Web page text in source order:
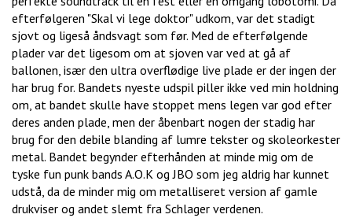
efterfølgeren "Skal vi lege doktor" udkom, var det stadigt
sjovt og ligeså åndsvagt som før. Med de efterfølgende
plader var det ligesom om at sjoven var ved at gå af
ballonen, især den ultra overflødige live plade er der ingen der
har brug for. Bandets nyeste udspil piller ikke ved min holdning
om, at bandet skulle have stoppet mens legen var god efter
deres anden plade, men der åbenbart nogen der stadig har
brug for den debile blanding af lumre tekster og skoleorkester
metal. Bandet begynder efterhånden at minde mig om de
tyske fun punk bands A.O.K og JBO som jeg aldrig har kunnet
udstå, da de minder mig om metalliseret version af gamle
drukviser og andet slemt fra Schlager verdenen.